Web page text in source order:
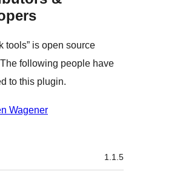
tools” is open source
following people have
to this plugin.
Wagener
1.1.5